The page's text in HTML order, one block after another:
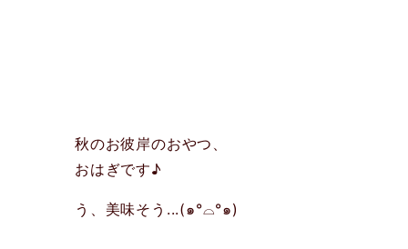
秋のお彼岸のおやつ、
おはぎです♪
う、美味そう...(๑°⌓°๑)